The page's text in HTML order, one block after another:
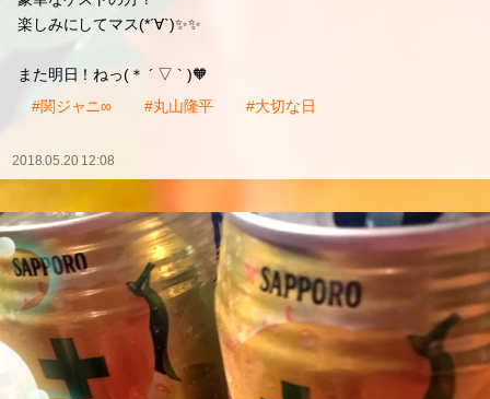
楽しみにしてマス(*´∀`)✨✨
また明日！ねっ(＊ ´ ▽ ` )🧡
#関ジャニ∞
#丸山隆平 #大切な日
2018.05.20 12:08